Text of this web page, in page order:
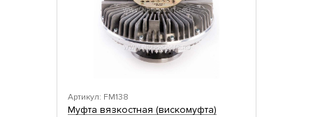
Артикул: FM138
Муфта вязкостная (вискомуфта)